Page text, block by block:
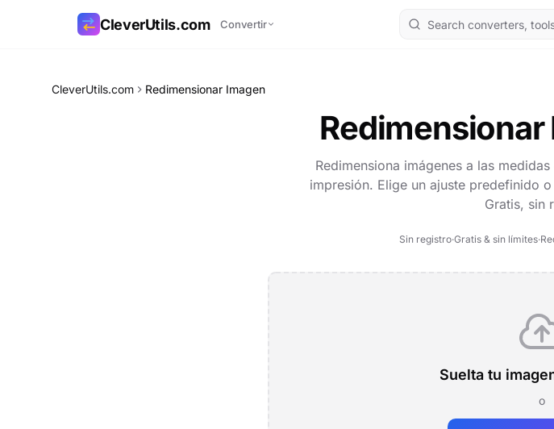
CleverUtils.com Convertir
CleverUtils.com Redimensionar Imagen
Redimensiona imágenes a las
impresión. Elige un ajuste predefinido
Gratis, sin
Sin registro·Gratis & sin límites·
Suelta tu
o